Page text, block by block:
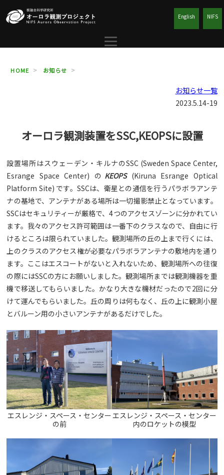
English NIFS
HOME お知らせ
お知らせ一覧
2023.5.14-19
オーロラ観測装置をSSC,KEOPSに設置
設置場所はスウェーデン・キルナのSSC (Sweden Space Center,
Esrange Space Center) の KEOPS(Kiruna Esrange Optical
Platform Site) です。SSCは、衛星との通信を行うパラボラアンテ
ナの基地で、アンテナがある場所は一切撮影禁止となっています。
SSCはセキュリティーが厳格で、4つのアクセスゾーンに分かれてい
ます。我々のアクセス許可範囲は一番下のクラスなので、自由に行
けるところは限られていました。観測場所の丘の上まで行くには、
上のクラスのアクセス権が必要なパラボラアンテナの敷地内を通り
ます。ここはエスコートがないと入れないため、観測場所への往復
の際にはSSCの方にお願いしました。観測場所までは観測機器を重
機で移送してもらいました。かなり大きな機材だったので2回に分
けて運んでもらいました。丘の周りは何もなく、丘の上に観測小屋
とバルーン用の小さいアンテナがあるだけでした。
エスレンジ・スペース・センター
の前
エスレンジ・スペース・センター
内のロケットの模型